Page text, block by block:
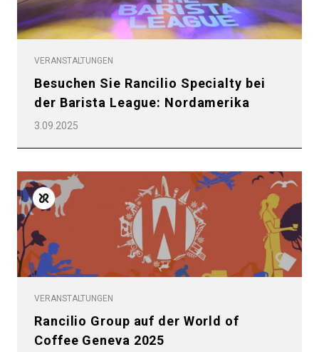
VERANSTALTUNGEN
Besuchen Sie Rancilio Specialty bei
der Barista League: Nordamerika
3.09.2025
VERANSTALTUNGEN
Rancilio Group auf der World of
Coffee Geneva 2025